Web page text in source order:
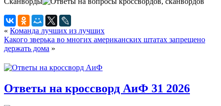
« Команда лучших из лучших
Какого зверька во многих американских штатах запрещено
держать дома »
Ответы на кроссворд АиФ 31 2026